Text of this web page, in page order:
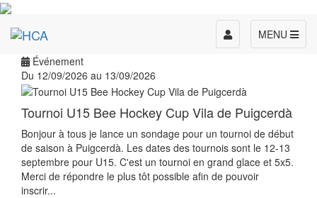
MENU
Toggle
navigation
Événement
Du 12/09/2026 au 13/09/2026
Tournoi U15 Bee Hockey Cup Vila de Puigcerdà
Bonjour à tous je lance un sondage pour un tournoi de début
de saison à Puigcerdà. Les dates des tournois sont le 12-13
septembre pour U15. C'est un tournoi en grand glace et 5x5.
Merci de répondre le plus tôt possible afin de pouvoir
inscrir...